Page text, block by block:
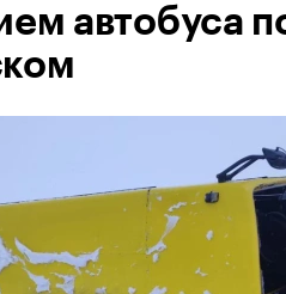
автобуса